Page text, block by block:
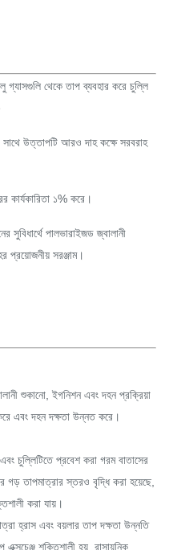
গ্যাসগুলি থেকে তাপ ব্যবহার করে চুল্লি
সাথে উত্তাপটি আরও দাহ কক্ষে সরবরাহ
কার্যকারিতা ১% করে।
পালভারাইজড জ্বালানী
প্রয়োজনীয় সরঞ্জাম।
শুকানো, ইগনিশন এবং দহন প্রক্রিয়া
এবং দহন দক্ষতা উন্নত করে।
চুল্লিটিতে প্রবেশ করা গরম বাতাসের
গড় তাপমাত্রার স্তরও বৃদ্ধি করা হয়েছে,
করা যায়।
হ্রাস এবং বয়লার তাপ দক্ষতা উন্নতি
শক্তিশালী হয়, রাসায়নিক